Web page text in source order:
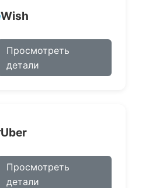
Wish
Просмотреть
детали
Uber
Просмотреть
детали